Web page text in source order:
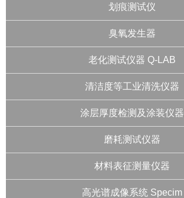
划痕测试仪
臭氧发生器
老化测试仪器 Q-LAB
清洁度等工业清洗仪器
涂层厚度检测及涂装仪器
磨耗测试仪器
材料表征测量仪器
高光谱成像系统 Specim